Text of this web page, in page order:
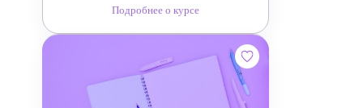
Подробнее о курсе